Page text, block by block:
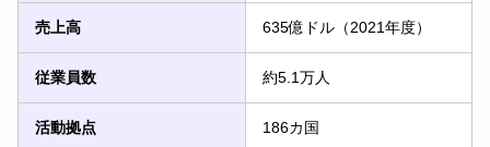
売上高 635億ドル（2021年度）
従業員数 約5.1万人
活動拠点 186カ国